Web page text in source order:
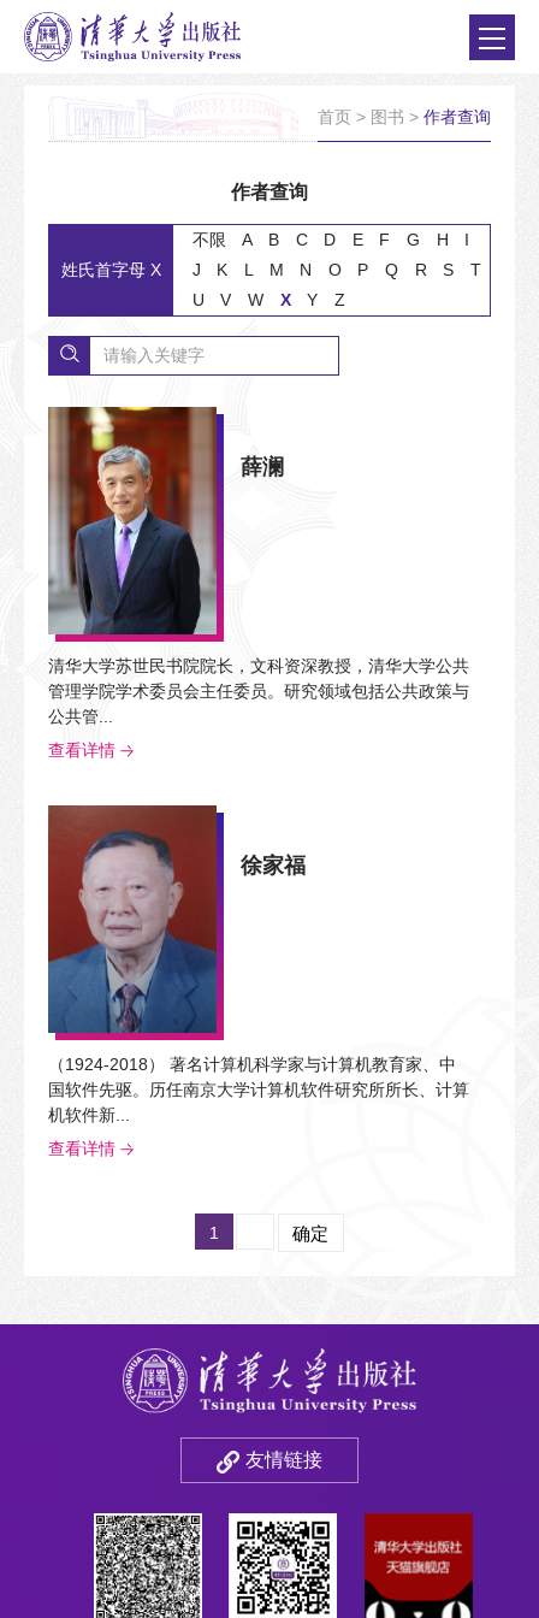
首页 > 图书 > 作者查询
作者查询
姓氏首字母 X
不限 A B C D E F G H
I
J
K L M N O P Q R S
T
U
V W X Y Z
薛澜
清华大学苏世民书院院长，文科资深教授，清华大学公共
管理学院学术委员会主任委员。研究领域包括公共政策与
公共管...
查看详情
徐家福
（1924-2018） 著名计算机科学家与计算机教育家、中
国软件先驱。历任南京大学计算机软件研究所所长、计算
机软件新...
查看详情
1 确定
友情链接